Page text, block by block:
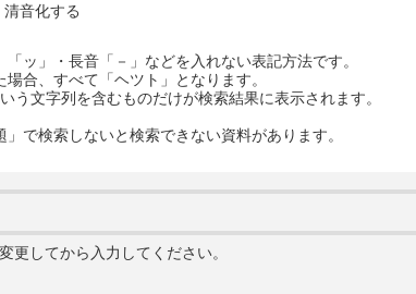
清音化する
ッ」・長音「－」などを入れない表記方法です。
合、すべて「ヘツト」となります。
う文字列を含むものだけが検索結果に表示されます。
で検索しないと検索できない資料があります。
してから入力してください。